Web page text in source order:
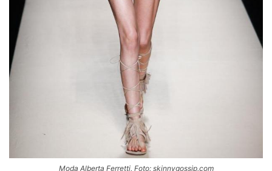
Moda Alberta Ferretti, Foto: skinnygossip.com